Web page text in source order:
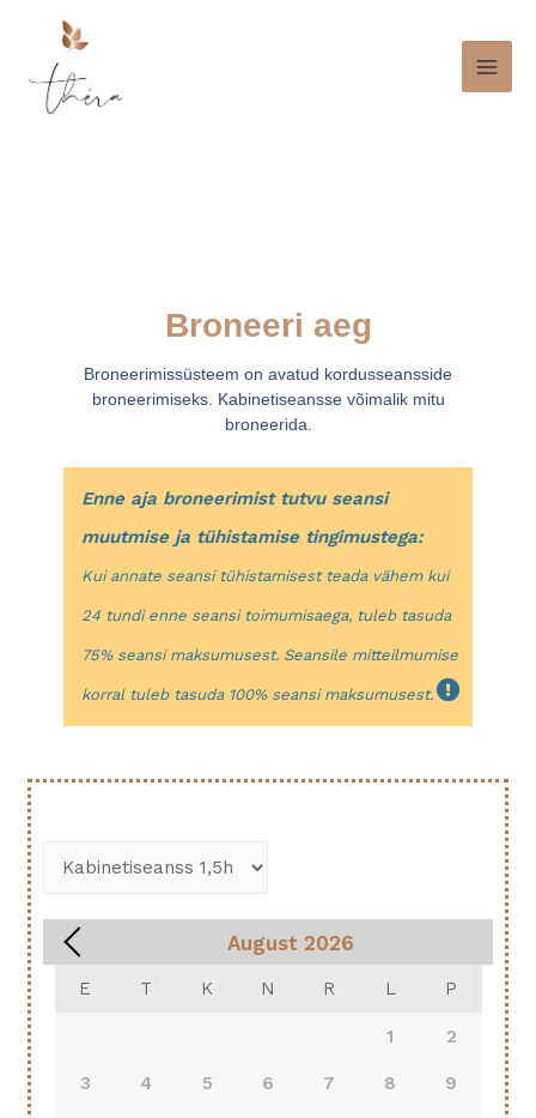
Broneeri aeg
Broneerimissüsteem on avatud kordusseansside
broneerimiseks. Kabinetiseansse võimalik mitu
broneerida.
Enne aja broneerimist tutvu seansi
muutmise ja tühistamise tingimustega:
Kui annate seansi tühistamisest teada vähem kui
24 tundi enne seansi toimumisaega, tuleb tasuda
75% seansi maksumusest. Seansile mitteilmumise
korral tuleb tasuda 100% seansi maksumusest.
August 2026
E T K N R L P
1 2
3 4 5 6 7 8 9